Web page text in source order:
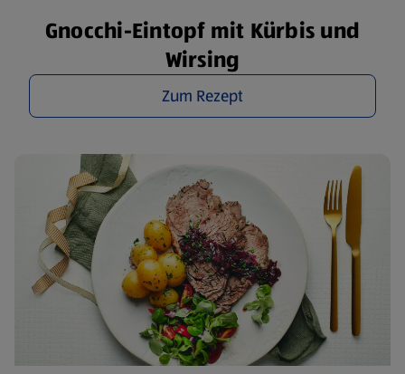
Gnocchi-Eintopf mit Kürbis und
Wirsing
Zum Rezept